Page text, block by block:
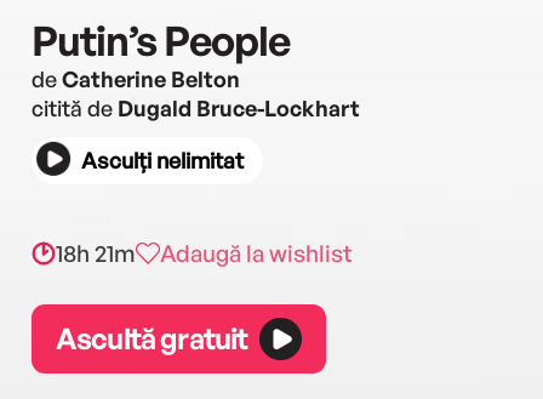
Putin’s People
deCatherine Belton
citită de Dugald Bruce-Lockhart
Asculți nelimitat
18h 21m Adaugă la wishlist
Ascultă gratuit